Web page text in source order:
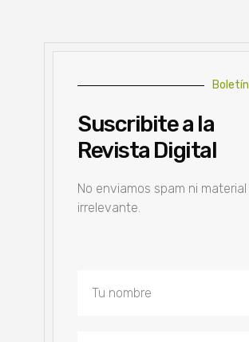
Boletín
Suscribite a la
Revista Digital
No enviamos spam ni material
irrelevante.